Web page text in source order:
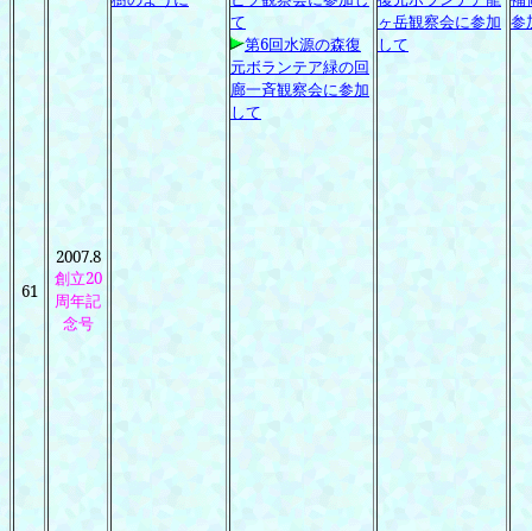
61
2007.8
創立20
周年記
念号
て
第6回水源の森復
元ボランテア緑の回
廊一斉観察会に参加
して
ヶ岳観察会に参加
して
参